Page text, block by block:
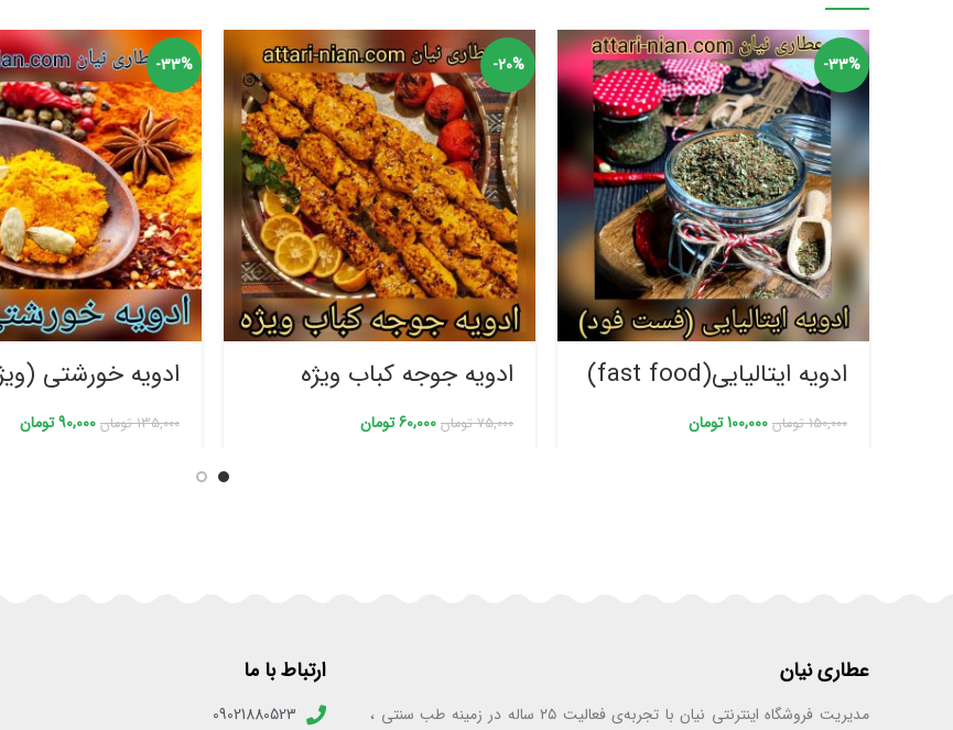
-33%
ادویه ایتالیایی(fast food)
150,000 تومان 100,000تومان
-20%
ادویه جوجه کباب ویژه
75,000 تومان 60,000تومان
-33%
ادویه خورشتی
135,000 تومان 90,000تومان
عطاری نیان
مدیریت فروشگاه اینترنتی نیان با تجربه‌ی فعالیت ۲۵ ساله در زمینه طب سنتی ،
ارتباط با ما
09021880523